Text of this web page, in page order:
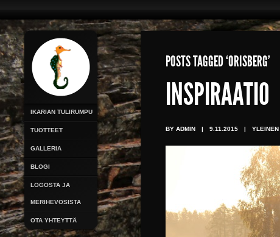
IKARIAN TULIRUMPU
TUOTTEET
GALLERIA
BLOGI
LOGOSTA JA
MERIHEVOSISTA
OTA YHTEYTTÄ
POSTS TAGGED ‘ORISBERG’
INSPIRAATIO
BY ADMIN | 9.11.2015 | YLEINEN